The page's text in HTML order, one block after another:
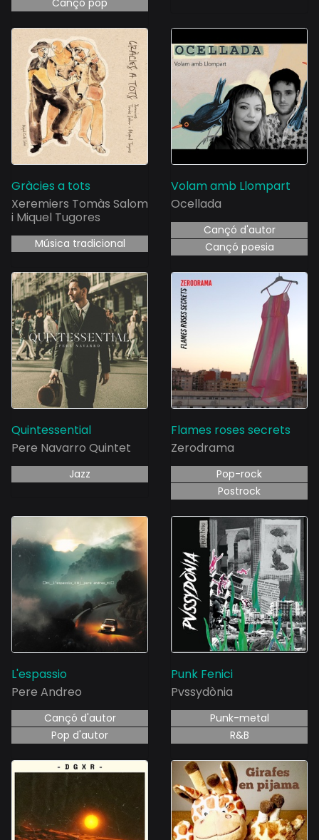
Cançó pop
Gràcies a tots
Xeremiers Tomàs Salom
i Miquel Tugores
Música tradicional
Volam amb Llompart
Ocellada
Cançó d'autor
Cançó poesia
Quintessential
Pere Navarro Quintet
Jazz
Flames roses secrets
Zerodrama
Pop-rock
Postrock
L'espassio
Pere Andreo
Cançó d'autor
Pop d'autor
Punk Fenici
Pvssydònia
Punk-metal
R&B